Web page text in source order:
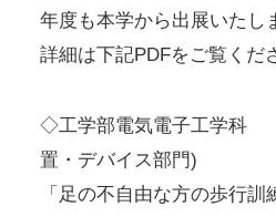
年度も本学から出展いたし
詳細は下記PDFをご覧くだ
◇工学部電気電子工学
置・デバイス部門)
「足の不自由な方の歩行